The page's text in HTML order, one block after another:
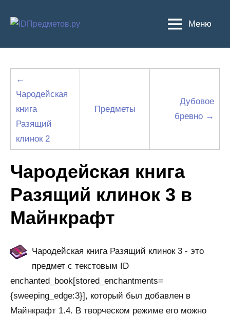
Меню
←
Чародейская
книга
Разящий
клинок 2
Предметы
Дубовое
бревно →
Чародейская книга
Разящий клинок 3 в
Майнкрафт
Чародейская книга Разящий клинок 3 - это
предмет с текстовым ID
enchanted_book[stored_enchantments=
{sweeping_edge:3}], который был добавлен в
Майнкрафт 1.4. В творческом режиме его можно